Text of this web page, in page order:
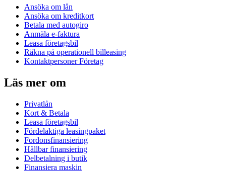
Ansöka om lån
Ansöka om kreditkort
Betala med autogiro
Anmäla e-faktura
Leasa företagsbil
Räkna på operationell billeasing
Kontaktpersoner Företag
Läs mer om
Privatlån
Kort & Betala
Leasa företagsbil
Fördelaktiga leasingpaket
Fordonsfinansiering
Hållbar finansiering
Delbetalning i butik
Finansiera maskin